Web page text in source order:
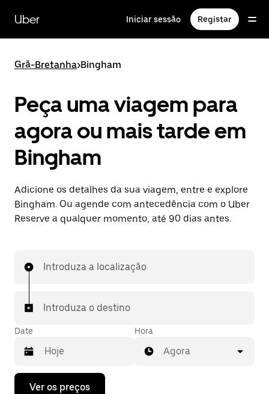
para
conteúdo
Uber Iniciar sessão Registar
Grã-Bretanha>Bingham
Peça uma viagem para
agora ou mais tarde em
Bingham
Adicione os detalhes da sua viagem, entre e explore
Bingham. Ou agende com antecedência com o Uber
Reserve a qualquer momento, até 90 dias antes.
Introduza a localização
Introduza o destino
Date
Prima
Hora
Agora
Ver os preços